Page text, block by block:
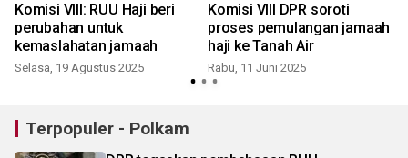
Komisi VIII: RUU Haji beri
perubahan untuk
kemaslahatan jamaah
Selasa, 19 Agustus 2025
Komisi VIII DPR soroti
proses pemulangan jamaah
haji ke Tanah Air
Rabu, 11 Juni 2025
Terpopuler - Polkam